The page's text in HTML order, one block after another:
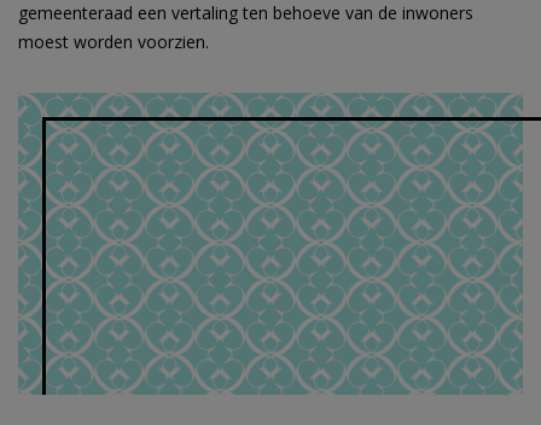
gemeenteraad een vertaling ten behoeve van de inwoners
moest worden voorzien.